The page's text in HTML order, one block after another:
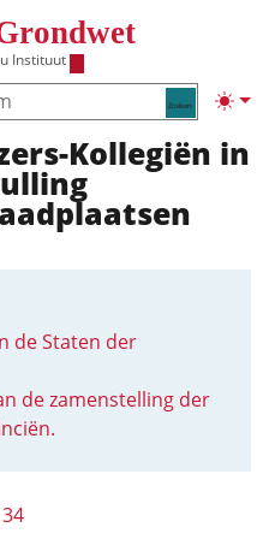
Instituut
Zoeken
Kollegiën in
de Staten der
de zamenstelling der